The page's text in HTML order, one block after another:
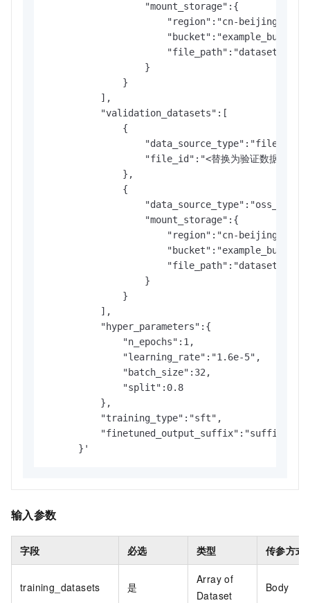
                  "mount_storage":{
                      "region":"cn-beijing",
                      "bucket":"example_bucket",
"file_path":"dataset/
                  }
              }
          ],
          "validation_datasets":[
              {
                  "data_source_type":"file_id",
"file_id":"<替换为验证数据集的
              },
              {
                  "mount_storage":{
                      "region":"cn-beijing",
                      "bucket":"example_bucket",
"file_path":"dataset/
                  }
              }
          ],
          "hyper_parameters":{
              "n_epochs":1,
              "learning_rate":"1.6e-5",
              "batch_size":32,
              "split":0.8
          },
          "training_type":"sft",
          "finetuned_output_suffix":"suffix"
      }'
输入参数
字段 必选 类型 传参方式
training_datasets 是
Array of
Dataset
Body